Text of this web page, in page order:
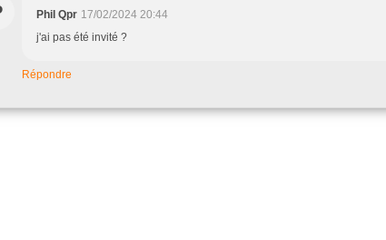
Phil Qpr 17/02/2024 20:44
j'ai pas été invité ?
Répondre